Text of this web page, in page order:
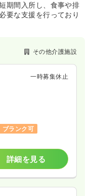
期間入所し、食事や排
要な支援を行っており
その他介護施設
一時募集休止
ブランク可
詳細を見る